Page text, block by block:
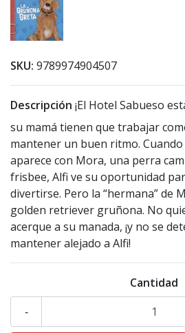
SKU: 9789974904507
Descripción ¡El Hotel Sabueso
su mamá tienen que trabajar
mantener un buen ritmo.
aparece con Mora, una perra
frisbee, Alfi ve su oportunidad
divertirse. Pero la “hermana” de
golden retriever gruñona. No
acerque a su manada, ¡y no se
mantener alejado a Alfi!
Cantidad
-